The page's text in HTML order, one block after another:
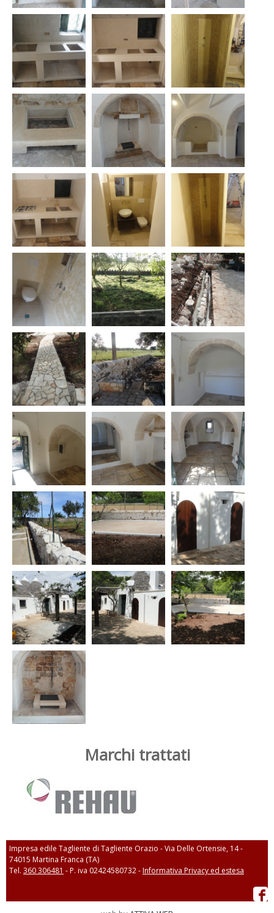
Marchi trattati
Impresa edile Tagliente di Tagliente Orazio - Via Delle Ortensie, 14 -
74015 Martina Franca (TA)
Tel. 360 306481 - P. iva 02424580732 - Informativa Privacy ed estesa